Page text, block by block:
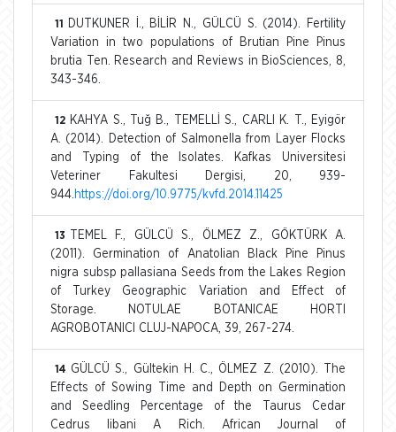
11
DUTKUNER İ., BİLİR N., GÜLCÜ S. (2014). Fertility
Variation in two populations of Brutian Pine Pinus
brutia Ten. Research and Reviews in BioSciences, 8,
343-346.
12 KAHYA S., Tuğ B., TEMELLİ S., CARLI K. T., Eyigör
A. (2014). Detection of Salmonella from Layer Flocks
and Typing of the Isolates. Kafkas Universitesi
Veteriner Fakultesi Dergisi, 20, 939-
944. https://doi.org/10.9775/kvfd.2014.11425
13
TEMEL F., GÜLCÜ S., ÖLMEZ Z., GÖKTÜRK A.
(2011). Germination of Anatolian Black Pine Pinus
nigra subsp pallasiana Seeds from the Lakes Region
of Turkey Geographic Variation and Effect of
Storage. NOTULAE BOTANICAE HORTI
AGROBOTANICI CLUJ-NAPOCA, 39, 267-274.
14 GÜLCÜ S., Gültekin H. C., ÖLMEZ Z. (2010). The
Effects of Sowing Time and Depth on Germination
and Seedling Percentage of the Taurus Cedar
Cedrus libani A Rich. African Journal of